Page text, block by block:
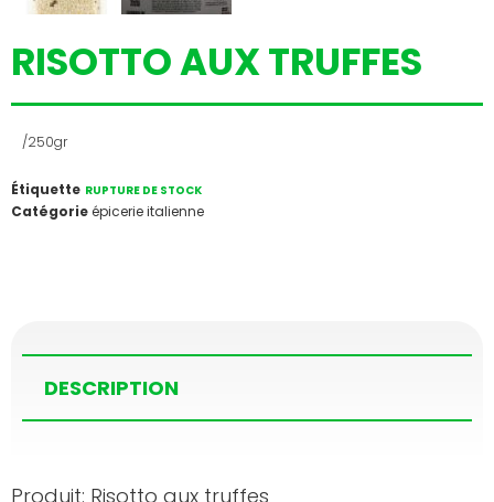
RISOTTO AUX TRUFFES
/250gr
Catégorieépicerie italienne
Étiquette RUPTURE DE STOCK
DESCRIPTION
Produit: Risotto aux truffes